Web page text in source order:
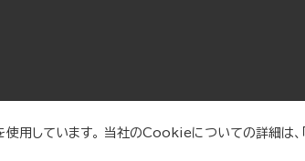
用しています。 当社のCookieについての詳細は、「